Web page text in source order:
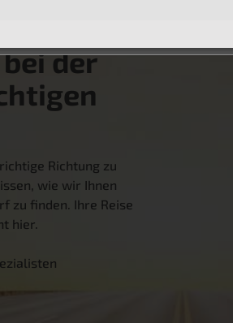
der
Richtung zu
wie wir Ihnen
zu finden. Ihre Reise
hier.